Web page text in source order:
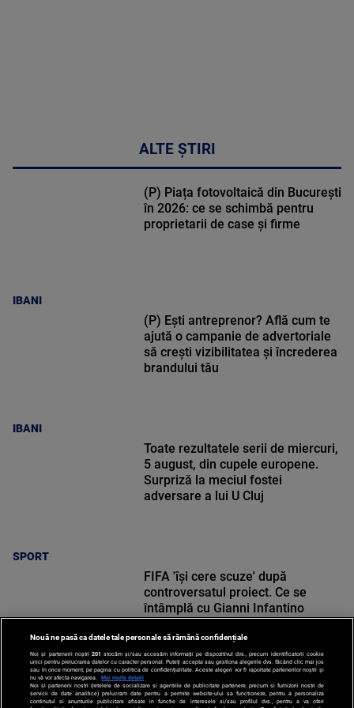
ALTE ȘTIRI
IBANI
(P) Piața fotovoltaică din București
în 2026: ce se schimbă pentru
proprietarii de case și firme
IBANI
(P) Ești antreprenor? Află cum te
ajută o campanie de advertoriale
să crești vizibilitatea și încrederea
brandului tău
SPORT
Toate rezultatele serii de miercuri,
5 august, din cupele europene.
Surpriză la meciul fostei
adversare a lui U Cluj
SPORT
FIFA 'își cere scuze' după
controversatul proiect. Ce se
întâmplă cu Gianni Infantino
Nouă ne pasă ca datele tale personale să rămână confidențiale
Noi și partenerii noștri 201 stocăm și/sau accesăm informații pe dispozitivul dvs., precum identificatorii cookie
unici pentru prelucrarea datelor cu caracter personal. Puteți accepta sau gestiona alegerile dvs. făcând clic mai jos
sau în orice moment, pe pagina cu politica de confidențialitate. Aceste alegeri vor fi raportate partenerilor noștri și
nu vă vor afecta navigarea.
Mai multe detalii
Noi si partenerii nostri (retelele de socializare si agentiile de publicitate partenere, precum si furnizorii nostri de
servicii de date analitice) prelucram date pentru a permite website-ului sa functioneze, pentru a personaliza
continutul si anunturile publicitare afisate in functie de interesele si/sau profilul dvs., pentru a va oferi